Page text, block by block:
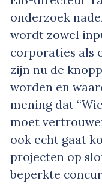
onderzoek
wordt zowel
corporaties als
zijn nu de
worden en
mening dat
moet
ook echt gaat
projecten op
beperkte